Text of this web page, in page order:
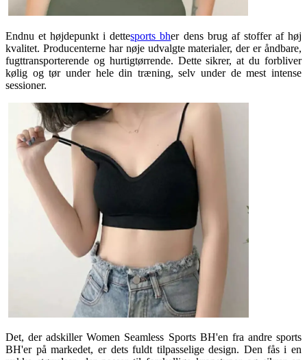
Endnu et højdepunkt i dettesports bher dens brug af stoffer af høj
kvalitet. Producenterne har nøje udvalgte materialer, der er åndbare,
fugttransporterende og hurtigtørrende. Dette sikrer, at du forbliver
kølig og tør under hele din træning, selv under de mest intense
sessioner.
Det, der adskiller Women Seamless Sports BH'en fra andre sports
BH'er på markedet, er dets fuldt tilpasselige design. Den fås i en